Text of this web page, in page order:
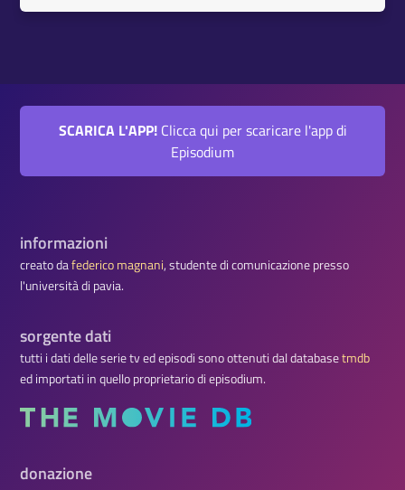
SCARICA L'APP!Clicca qui per scaricare l'app di
Episodium
informazioni
creato dafederico magnani, studente di comunicazione presso
l'università di pavia.
sorgente dati
tutti i dati delle serie tv ed episodi sono ottenuti dal databasetmdb
ed importati in quello proprietario di episodium.
donazione